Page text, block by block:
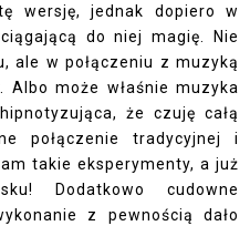
wersję, jednak dopiero w
do niej magię. Nie
ale w połączeniu z muzyką
może właśnie muzyka
że czuję całą
połączenie tradycyjnej i
takie eksperymenty, a już
Dodatkowo cudowne
z pewnością dało